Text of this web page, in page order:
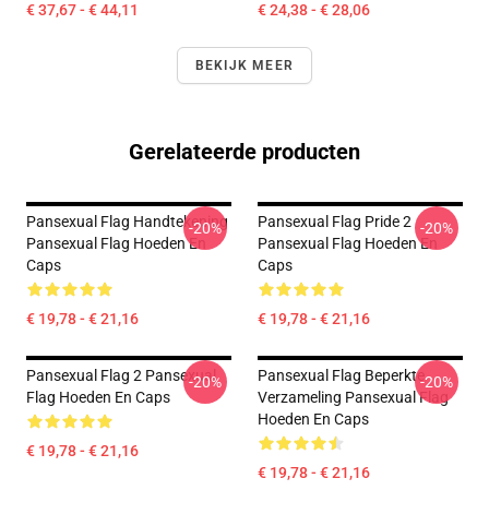
€ 37,67 - € 44,11 € 24,38 - € 28,06
BEKIJK MEER
Gerelateerde producten
Pansexual Flag Handtekening
Pansexual Flag Hoeden En
Caps
€ 19,78 - € 21,16
-20%
Pansexual Flag Pride 2
Pansexual Flag Hoeden En
Caps
€ 19,78 - € 21,16
-20%
Pansexual Flag 2 Pansexual
Flag Hoeden En Caps
€ 19,78 - € 21,16
-20%
Pansexual Flag Beperkte
Verzameling Pansexual Flag
Hoeden En Caps
€ 19,78 - € 21,16
-20%